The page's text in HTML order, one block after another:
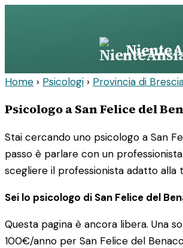
Home › Psicologi › Provincia di
Psicologo a San Felice del
Stai cercando uno psicologo a San
passo è parlare con un
scegliere il professionista adatto alla
Sei lo psicologo di San Felice del
Questa pagina è ancora libera. Una
100€/anno per San Felice del